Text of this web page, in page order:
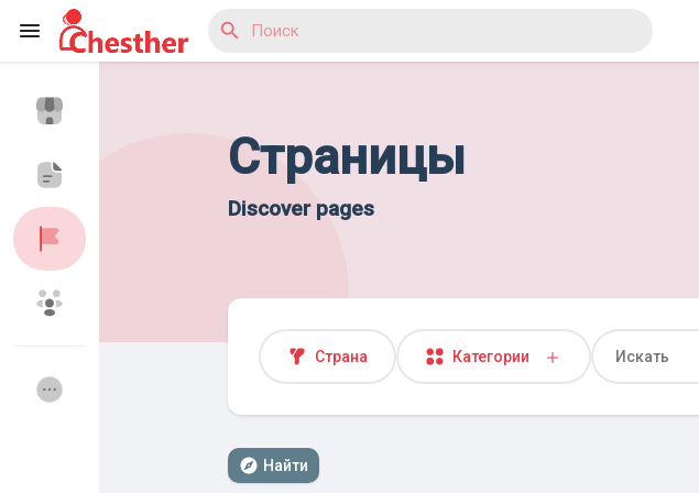
Найти Статьи пользователей
Страницы
Discover pages
Страна Категории
Найти